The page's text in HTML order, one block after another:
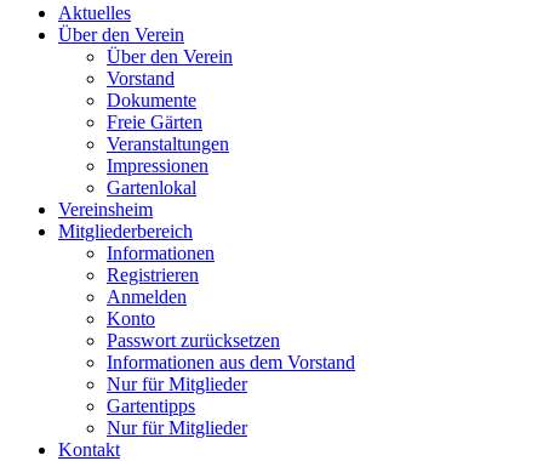
Aktuelles
Über den Verein
Über den Verein
Vorstand
Dokumente
Freie Gärten
Veranstaltungen
Impressionen
Gartenlokal
Vereinsheim
Mitgliederbereich
Informationen
Registrieren
Anmelden
Konto
Passwort zurücksetzen
Informationen aus dem Vorstand
Nur für Mitglieder
Gartentipps
Nur für Mitglieder
Kontakt